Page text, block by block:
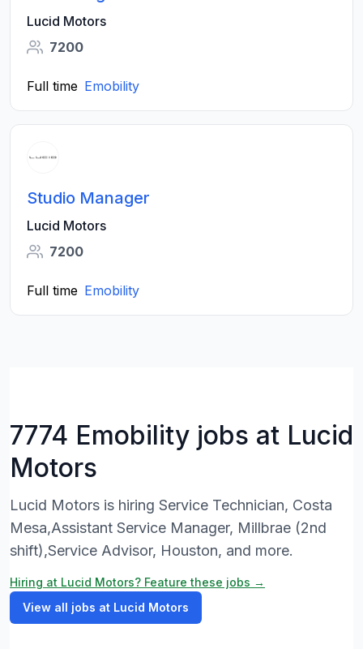
Lucid Motors
7200
Full time Emobility
Studio Manager
Lucid Motors
7200
Full time Emobility
7774 Emobility jobs at Lucid
Motors
Lucid Motors is hiring Service Technician, Costa
Mesa,Assistant Service Manager, Millbrae (2nd
shift),Service Advisor, Houston, and more.
Hiring at Lucid Motors? Feature these jobs →
View all jobs at Lucid Motors